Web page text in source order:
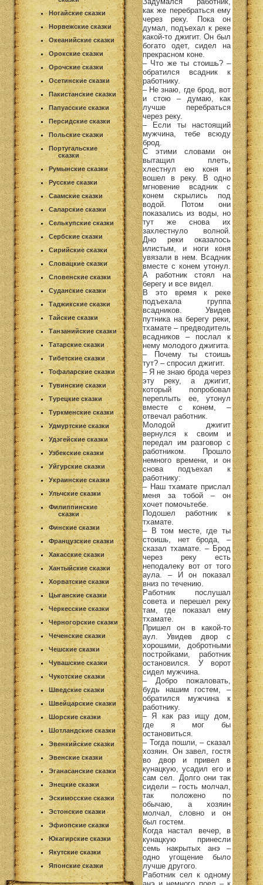
Ногайские сказки
Норвежские сказки
Океанийские сказки
Орокские сказки
Орочские сказки
Осетинские сказки
Пакистанские сказки
Папуасские сказки
Персидские сказки
Польские сказки
Португальские
сказки
Румынские сказки
Русские сказки
Саамские сказки
Саларские сказки
Селькупские сказки
Сербские сказки
Сирийские сказки
Словацкие сказки
Словенские сказки
Суданские сказки
Таджикские сказки
Тайские сказки
Танзанийские сказки
Татарские сказки
Тибетские сказки
Тофаларские сказки
Тувинские сказки
Турецкие сказки
Туркменские сказки
Удмуртские сказки
Удэгейские сказки
Узбекские сказки
Уйгурские сказки
Украинские сказки
Ульчские сказки
Филиппинские
сказки
Финские сказки
Французские сказки
Хакасские сказки
Хантыйские сказки
Хорватские сказки
Цыганские сказки
Черкесские сказки
Черногорские сказки
Чеченские сказки
Чешские сказки
Чувашские сказки
Чукотские сказки
Шведские сказки
Швейцарские сказки
Шорские сказки
Шотландские сказки
Эвенкийские сказки
Эвенские сказки
Эганасанские сказки
Энецкие сказки
Эскимосские сказки
Эстонские сказки
Эфиопские сказки
Юкагирские сказки
Якутские сказки
Японские сказки
как же перебраться ему
через реку. Пока он
думал, подъехал к реке
какой-то джигит. Он был
богато одет, сидел на
прекрасном коне.
– Что же ты стоишь? –
обратился всадник к
работнику.
– Не знаю, где брод, вот
и стою – думаю, как
лучше перебраться
через реку.
– Если ты настоящий
мужчина, тебе всюду
брод.
С этими словами он
вытащил плеть,
хлестнул ею коня и
вошел в реку. В одно
мгновение всадник с
конем скрылись под
водой. Потом они
показались из воды, но
тут же снова их
захлестнуло волной.
Дно реки оказалось
илистым, и ноги коня
увязали в нем. Всадник
вместе с конем утонул.
А работник стоял на
берегу и все видел.
В это время к реке
подъехала группа
всадников. Увидев
путника на берегу реки,
тхамате – предводитель
всадников – послал к
нему молодого джигита.
– Почему ты стоишь
тут? – спросил джигит.
– Я не знаю брода через
эту реку, а джигит,
который попробовал
переплыть ее, утонул
вместе с конем, –
отвечал работник.
Молодой джигит
вернулся к своим и
передал им разговор с
работником. Прошло
немного времени, и он
снова подъехал к
работнику:
– Наш тхамате прислал
меня за тобой – он
хочет помочьтебе.
Подошел работник к
тхамате.
– В том месте, где ты
стоишь, нет брода, –
сказал тхамате. – Брод
через реку есть
неподалеку вот от того
аула. – И он показал
вниз по течению.
Работник послушал
совета и перешел реку
там, где показал ему
тхамате.
Пришел он в какой-то
аул. Увидев двор с
хорошими, добротными
постройками, работник
остановился. У ворот
сидел мужчина.
– Добро пожаловать,
будь нашим гостем, –
обратился мужчина к
работнику.
– Я как раз ищу дом,
где я мог бы
остановиться.
– Тогда пошли, – сказал
хозяин. Он завел, гостя
во двор и привел в
кунацкую, усадил его и
сам сел. Долго они так
сидели – гость молчал,
так положено по
обычаю, а хозяин
молчал, словно и он
был гостем.
Когда настал вечер, в
кунацкую принесли
семь накрытых анэ –
одно угощение было
лучше другого.
Работник сел к одному